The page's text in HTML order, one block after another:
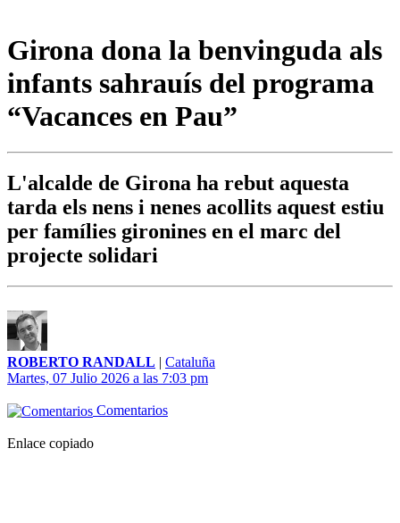
Girona dona la benvinguda als
infants sahrauís del programa
“Vacances en Pau”
L'alcalde de Girona ha rebut aquesta
tarda els nens i nenes acollits aquest estiu
per famílies gironines en el marc del
projecte solidari
ROBERTO RANDALL | Cataluña
Martes, 07 Julio 2026 a las 7:03 pm
Comentarios
Enlace copiado